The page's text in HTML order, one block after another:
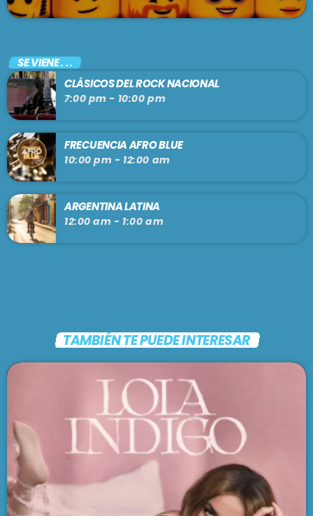
SE VIENE . . .
CLÁSICOS DEL ROCK NACIONAL
7:00 pm - 10:00 pm
FRECUENCIA AFRO BLUE
10:00 pm - 12:00 am
ARGENTINA LATINA
12:00 am - 1:00 am
TAMBIÉN TE PUEDE INTERESAR